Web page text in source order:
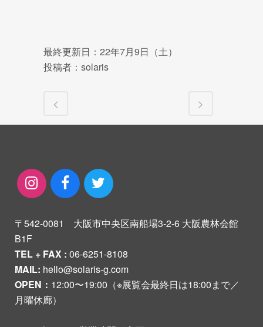
最終更新日：22年7月9日（土）
投稿者：solaris
〒542-0081 大阪市中央区南船場3-2-6 大阪農林会館
B1F
TEL + FAX : 06-6251-8108
MAIL: hello@solaris-g.com
OPEN： 12:00〜19:00（※展覧会最終日は18:00まで／
月曜休廊）